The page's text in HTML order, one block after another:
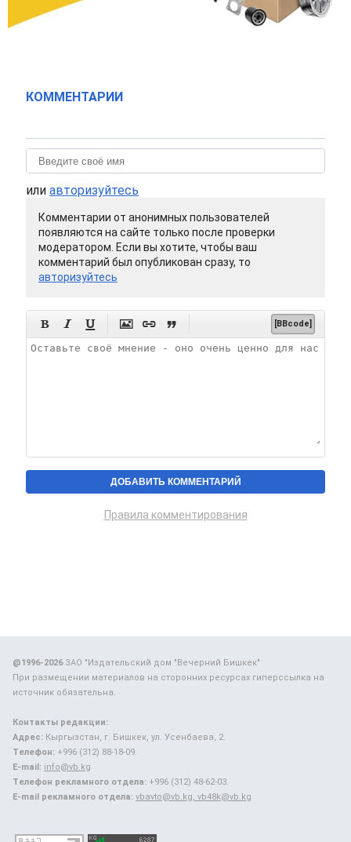
КОММЕНТАРИИ
или авторизуйтесь
Комментарии от анонимных пользователей
появляются на сайте только после проверки
модератором. Если вы хотите, чтобы ваш
комментарий был опубликован сразу, то
авторизуйтесь
      [BBcode]
Правила комментирования
@1996-2026ЗАО "Издательский дом "Вечерний Бишкек"
При размещении материалов на сторонних ресурсах гиперссылка на
источник обязательна.
Контакты редакции:
Адрес: Кыргызстан, г. Бишкек, ул. Усенбаева, 2.
Телефон: +996 (312) 88-18-09.
E-mail: info@vb.kg
Телефон рекламного отдела: +996 (312) 48-62-03.
E-mail рекламного отдела: vbavto@vb.kg, vb48k@vb.kg